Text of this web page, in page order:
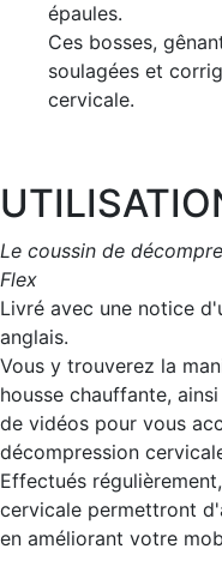
épaules.
Ces bosses,
soulagées et
cervicale.
Le coussin de
Flex
Livré avec une notice
anglais.
Vous y trouverez la
housse chauffante,
de vidéos pour vous
décompression
Effectués
cervicale permettront
en améliorant votre